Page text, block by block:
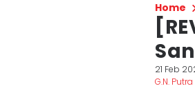
Home
21 Feb
G.N. Putra